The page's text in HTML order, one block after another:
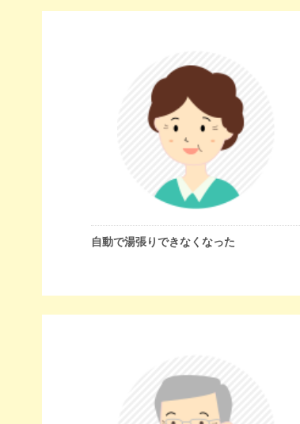
自動で湯張りできなくなった